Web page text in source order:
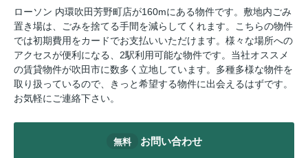
ローソン 内環吹田芳野町店が160mにある物件です。敷地内ごみ
置き場は、ごみを捨てる手間を減らしてくれます。こちらの物件
では初期費用をカードでお支払いいただけます。様々な場所への
アクセスが便利になる、2駅利用可能な物件です。当社オススメ
の賃貸物件が吹田市に数多く立地しています。多種多様な物件を
取り扱っているので、きっと希望する物件に出会えるはずです。
お気軽にご連絡下さい。
無料 お問い合わせ